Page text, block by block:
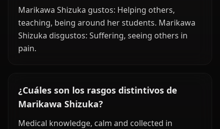
Marikawa Shizuka gustos: Helping others,
teaching, being around her students. Marikawa
Shizuka disgustos: Suffering, seeing others in
pain.
¿Cuáles son los rasgos distintivos de
Marikawa Shizuka?
Medical knowledge, calm and collected in